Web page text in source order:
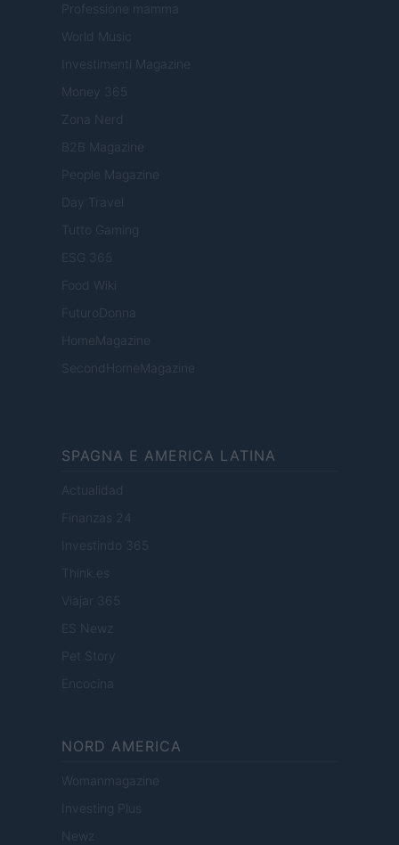
Professione mamma
World Music
Investimenti Magazine
Money 365
Zona Nerd
B2B Magazine
People Magazine
Day Travel
Tutto Gaming
ESG 365
Food Wiki
FuturoDonna
HomeMagazine
SecondHomeMagazine
SPAGNA E AMERICA LATINA
Actualidad
Finanzas 24
Investindo 365
Think.es
Viajar 365
ES Newz
Pet Story
Encocina
NORD AMERICA
Womanmagazine
Investing Plus
Newz